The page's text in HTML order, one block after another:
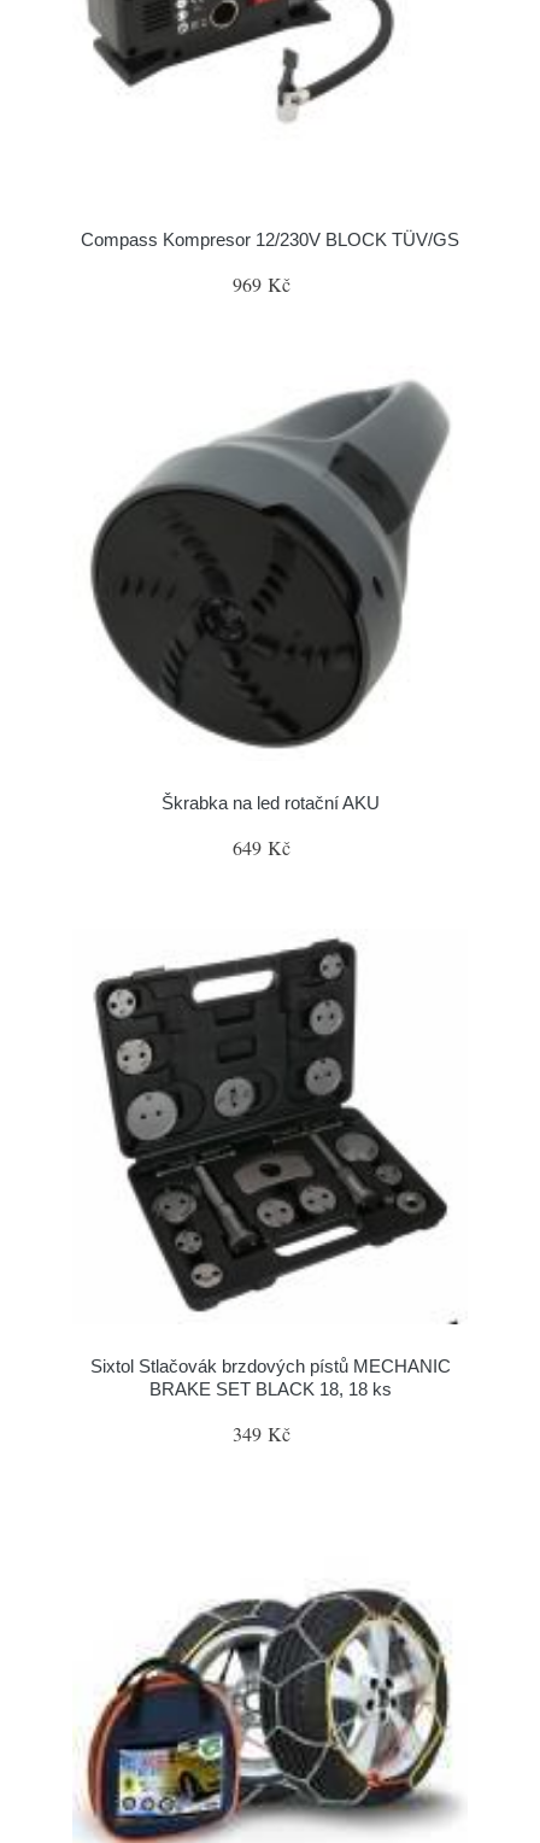
Compass Kompresor 12/230V BLOCK TÜV/GS
969 Kč
Škrabka na led rotační AKU
649 Kč
Sixtol Stlačovák brzdových pístů MECHANIC
BRAKE SET BLACK 18, 18 ks
349 Kč